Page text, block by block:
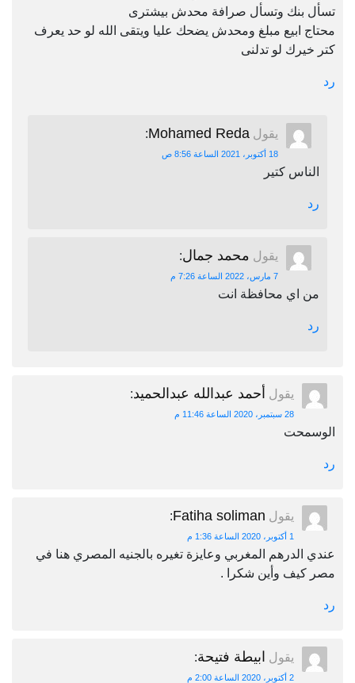
تسأل بنك وتسأل صرافة محدش بيشترى
محتاج ابيع مبلغ ومحدش يضحك عليا ويتقى الله لو حد يعرف
كتر خيرك لو تدلنى
رد
يقول Mohamed Reda
:
18 أكتوبر، 2021 الساعة 8:56 ص
الناس كتير
رد
يقول محمد جمال:
7 مارس، 2022 الساعة 7:26 م
من اي محافظة انت
رد
يقول أحمد عبدالله عبدالحميد:
28 سبتمبر، 2020 الساعة 11:46 م
الوسمحت
رد
يقول Fatiha soliman
:
1 أكتوبر، 2020 الساعة 1:36 م
عندي الدرهم المغربي وعايزة تغيره بالجنيه المصري هنا في
مصر كيف وأين شكرا .
رد
يقول ابيطة فتيحة:
2 أكتوبر، 2020 الساعة 2:00 م